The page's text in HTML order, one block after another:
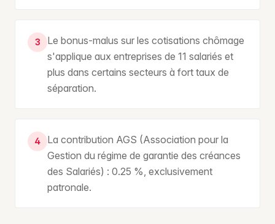
3
Le bonus-malus sur les cotisations chômage
s'applique aux entreprises de 11 salariés et
plus dans certains secteurs à fort taux de
séparation.
4
La contribution AGS (Association pour la
Gestion du régime de garantie des créances
des Salariés) : 0.25 %, exclusivement
patronale.